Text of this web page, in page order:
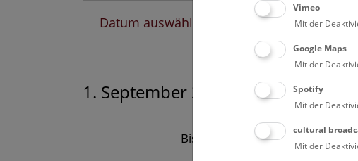
Datum auswählen
1. September 2019
Bisher keine Ergebnisse.
Vimeo
Mit der
Google Maps
Mit der
Spotify
Mit der
cultural
Mit der